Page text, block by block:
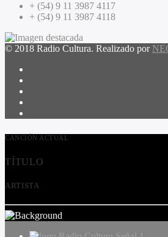
+ (54) 9 11 3987 4117
+ (54) 9 11 3987 4118
© 2018 Radio Cultura. Realizado por
CANCIÓN ACTUAL
TÍTULO
ARTISTA